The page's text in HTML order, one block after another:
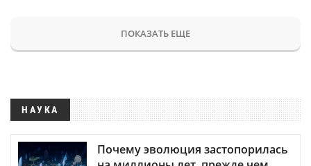
ПОКАЗАТЬ ЕЩЕ
НАУКА
Почему эволюция застопорилась